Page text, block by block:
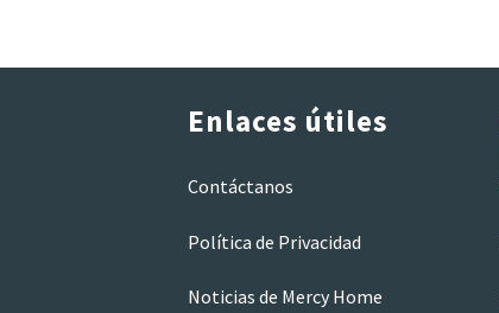
Enlaces útiles
Contáctanos
Política de Privacidad
Noticias de Mercy Home